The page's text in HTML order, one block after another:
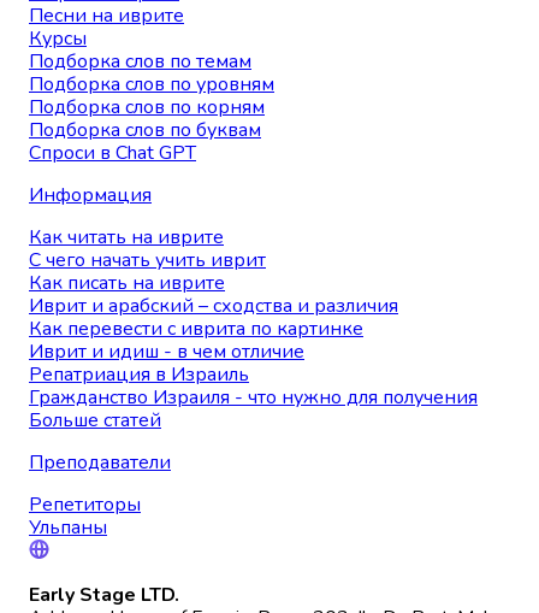
Песни на иврите
Курсы
Подборка слов по темам
Подборка слов по уровням
Подборка слов по корням
Подборка слов по буквам
Спроси в Chat GPT
Информация
Как читать на иврите
С чего начать учить иврит
Как писать на иврите
Иврит и арабский – сходства и различия
Как перевести с иврита по картинке
Иврит и идиш - в чем отличие
Репатриация в Израиль
Гражданство Израиля - что нужно для получения
Больше статей
Преподаватели
Репетиторы
Ульпаны
Early Stage LTD.